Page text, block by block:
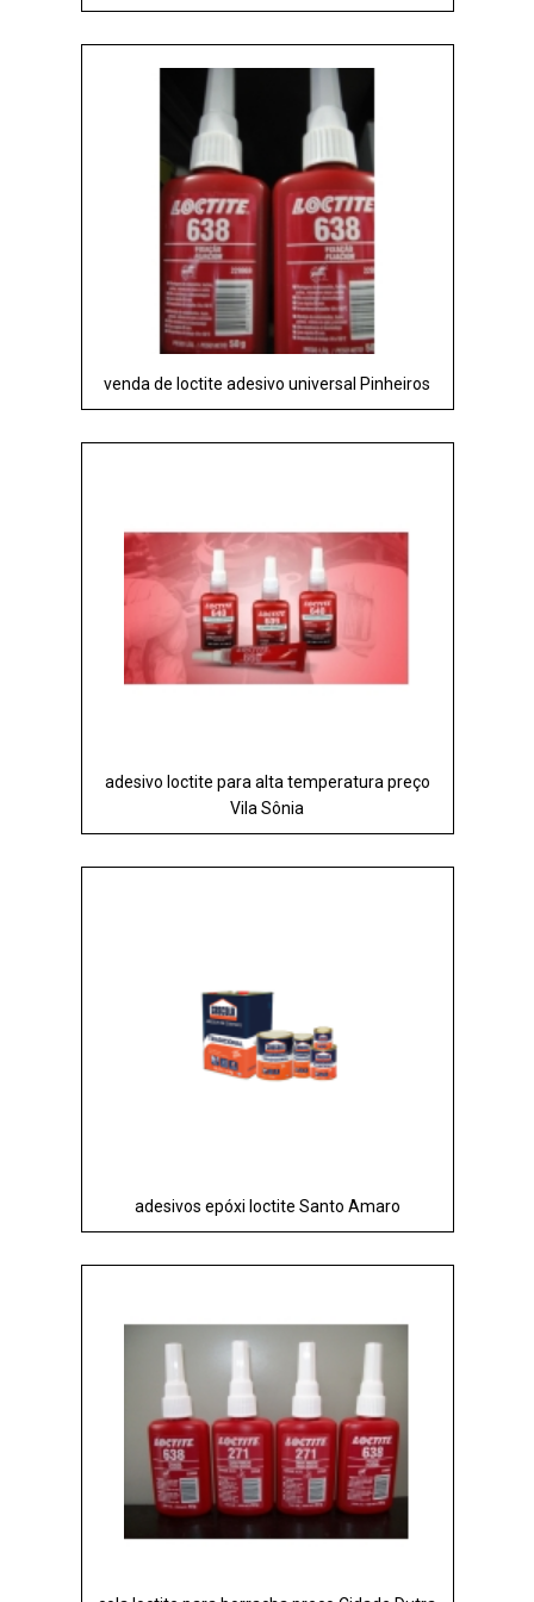
venda de loctite adesivo universal Pinheiros
adesivo loctite para alta temperatura preço
Vila Sônia
adesivos epóxi loctite Santo Amaro